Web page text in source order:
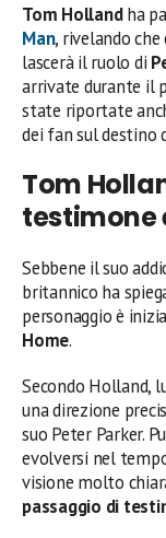
Tom Hollandha
Man, rivelando
lascerà il ruolo di
arrivate durante il
state riportate
dei fan sul destino
Tom
testimone
Sebbene il suo
britannico ha
personaggio è
Home.
Secondo Holland,
una direzione
suo Peter Parker.
evolversi nel
visione molto
passaggio di